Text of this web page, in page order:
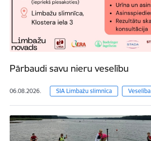
Pārbaudi savu nieru veselību
06.08.2026. SIA Limbažu slimnīca Veselība